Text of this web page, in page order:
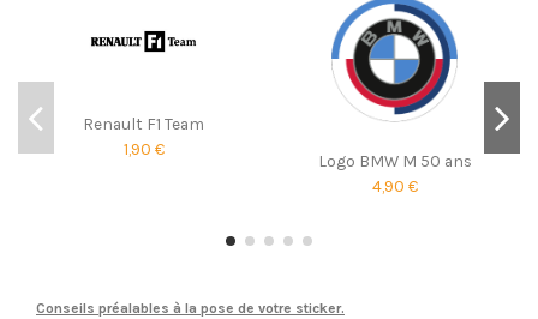
Renault F1 Team
1,90 €
Logo BMW M 50 ans
4,90 €
Conseils préalables à la pose de votre sticker.